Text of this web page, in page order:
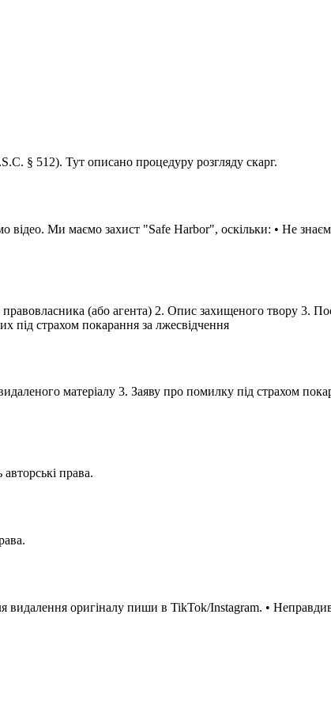
§ 512). Тут описано процедуру розгляду скарг.
Ми маємо захист "Safe Harbor", оскільки: • Не
правовласника (або агента) 2. Опис захищеного твору 3.
під страхом покарання за лжесвідчення
матеріалу 3. Заяву про помилку під страхом
права.
оригіналу пиши в TikTok/Instagram. •